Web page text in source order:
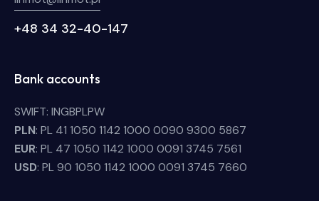
+48 34 32-40-147
Bank accounts
SWIFT: INGBPLPW
PLN: PL 41 1050 1142 1000 0090 9300 5867
EUR: PL 47 1050 1142 1000 0091 3745 7561
USD: PL 90 1050 1142 1000 0091 3745 7660